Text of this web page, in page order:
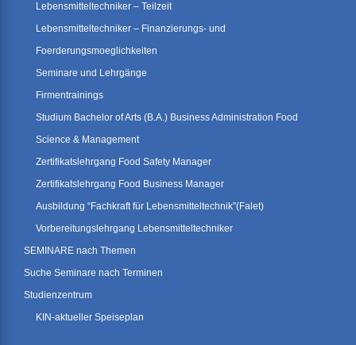
Lebensmitteltechniker – Teilzeit
Lebensmitteltechniker – Finanzierungs- und
Foerderungsmoeglichkeiten
Seminare und Lehrgänge
Firmentrainings
Studium Bachelor of Arts (B.A.) Business Administration Food
Science & Management
Zertifikatslehrgang Food Safety Manager
Zertifikatslehrgang Food Business Manager
Ausbildung “Fachkraft für Lebensmitteltechnik”(Falet)
Vorbereitungslehrgang Lebensmitteltechniker
SEMINARE nach Themen
Suche Seminare nach Terminen
Studienzentrum
KIN-aktueller Speiseplan